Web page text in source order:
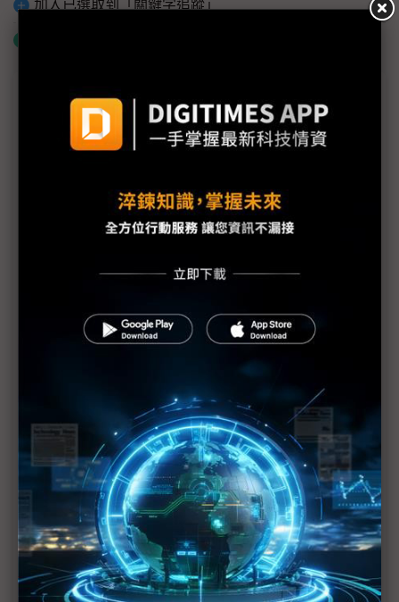
加入已選取到「關鍵字追蹤」
議題精選－SEMICON SEA 2026揭幕
中系半導體供應鏈「螞蟻搬家」 逐漸擴大東南亞影
新加坡半導體轉型縮影 MPics與Jade Micron的跨境
中廠深耕東南亞封測聚落 長川鎖定高功率需求、耐
科2H26迎新成長契機
SEMI執行長Ajit Manocha揭示東南亞半導體突圍關
鍵：這不是你死我活的比賽
AI浪潮顛覆半導體測試 AEM執行長：測試端面臨
「物理與成本」雙重挑戰
科技1分鐘：穎崴SEMICON SEA 2026布局策略
SEMICON SEA 2026揭幕 東南亞鏈入全球價值鏈核
心、全球半導體產業跨入「多兆」時代
崇越搶攻星馬半導體商機 攜手倍利科等供應商參展
SEMICON SEA 2026